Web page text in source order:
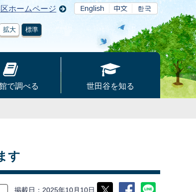
ホームページ
拡大 標準
で調べる 世田谷を知る
す
掲載日 2025年10月10日